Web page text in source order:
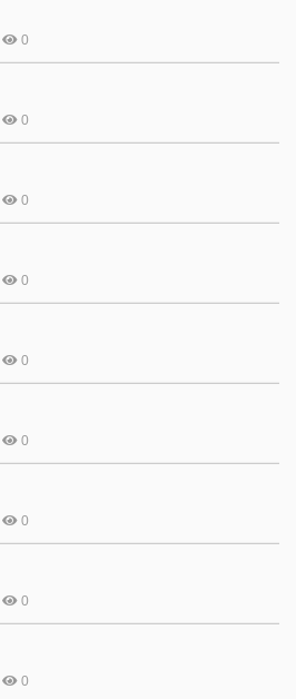
0
0
0
0
0
0
0
0
0